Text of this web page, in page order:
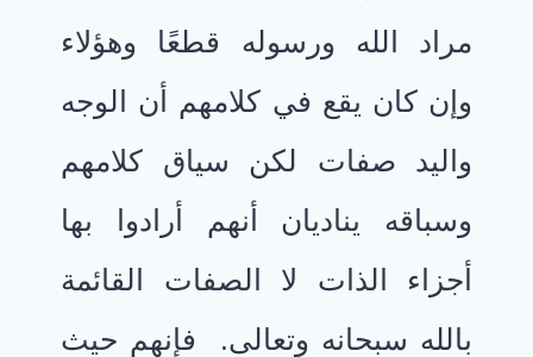
مراد الله ورسوله قطعًا وهؤلاء
وإن كان يقع في كلامهم أن الوجه
واليد صفات لكن سياق كلامهم
وسباقه يناديان أنهم أرادوا بها
أجزاء الذات لا الصفات القائمة
بالله سبحانه وتعالى. فإنهم حيث